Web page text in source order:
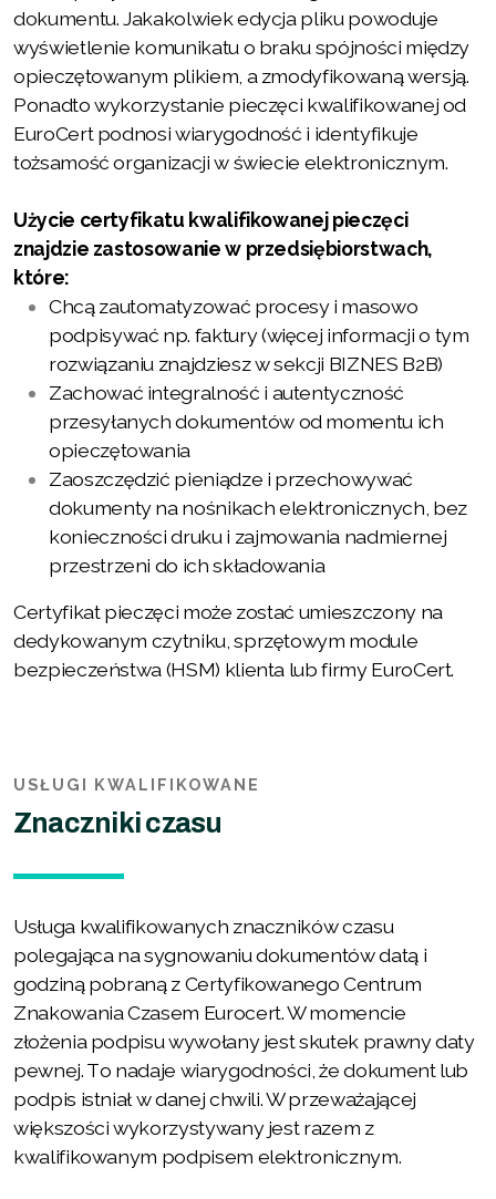
dokumentu. Jakakolwiek edycja pliku powoduje
wyświetlenie komunikatu o braku spójności między
opieczętowanym plikiem, a zmodyfikowaną wersją.
Ponadto wykorzystanie pieczęci kwalifikowanej od
EuroCert podnosi wiarygodność i identyfikuje
tożsamość organizacji w świecie elektronicznym.
Użycie certyfikatu kwalifikowanej pieczęci
znajdzie zastosowanie w przedsiębiorstwach,
które:
Chcą zautomatyzować procesy i masowo
podpisywać np. faktury (więcej informacji o tym
rozwiązaniu znajdziesz w sekcji BIZNES B2B)
Zachować integralność i autentyczność
przesyłanych dokumentów od momentu ich
opieczętowania
Zaoszczędzić pieniądze i przechowywać
dokumenty na nośnikach elektronicznych, bez
konieczności druku i zajmowania nadmiernej
przestrzeni do ich składowania
Certyfikat pieczęci może zostać umieszczony na
dedykowanym czytniku, sprzętowym module
bezpieczeństwa (HSM) klienta lub firmy EuroCert.
USŁUGI KWALIFIKOWANE
Znaczniki czasu
Usługa kwalifikowanych znaczników czasu
polegająca na sygnowaniu dokumentów datą i
godziną pobraną z Certyfikowanego Centrum
Znakowania Czasem Eurocert. W momencie
złożenia podpisu wywołany jest skutek prawny daty
pewnej. To nadaje wiarygodności, że dokument lub
podpis istniał w danej chwili. W przeważającej
większości wykorzystywany jest razem z
kwalifikowanym podpisem elektronicznym.